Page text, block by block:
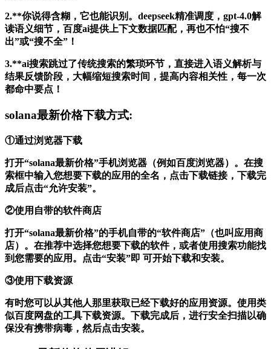
2.**你说得含糊，它也能识别。deepseek精准调度，gpt-4.0解
读语义细节，百度ai提供上下文数据匹配，再也不怕“搜不
出”或“搜不全”！
3.**ai搜索跳过了传统搜索的繁琐环节，直接进入语义解析与
结果反馈阶段，大幅缩短搜索时间，提高内容相关性，每一次
都命中要点！
solana最新价格下载方式:
①通过浏览器下载
打开“solana最新价格”手机浏览器（例如百度浏览器）。在搜
索框中输入您想要下载的应用的全名，点击下载链接，下载完
成后点击“允许安装”。
②使用自带的软件商店
打开“solana最新价格”的手机自带的“软件商店”（也叫应用商
店）。在推荐中选择您想要下载的软件，或者使用搜索功能找
到您需要的应用。点击“安装”即 可开始下载和安装。
③使用下载资源
有时您可以从其他人那里获取已经下载好的应用资源。使用类
似百度网盘的工具下载资源。下载完成后，进行安全扫描以确
保没有携带病毒，然后点击安装。